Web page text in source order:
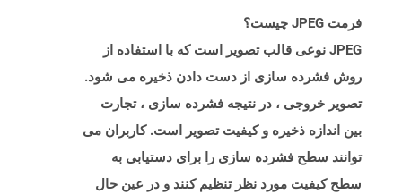
فرمت JPEG چیست؟
JPEG نوعی قالب تصویر است که با استفاده از
روش فشرده سازی از دست دادن ذخیره می شود.
تصویر خروجی ، در نتیجه فشرده سازی ، تجارت
بین اندازه ذخیره و کیفیت تصویر است. کاربران می
توانند سطح فشرده سازی را برای دستیابی به
سطح کیفیت مورد نظر تنظیم کنند و در عین حال